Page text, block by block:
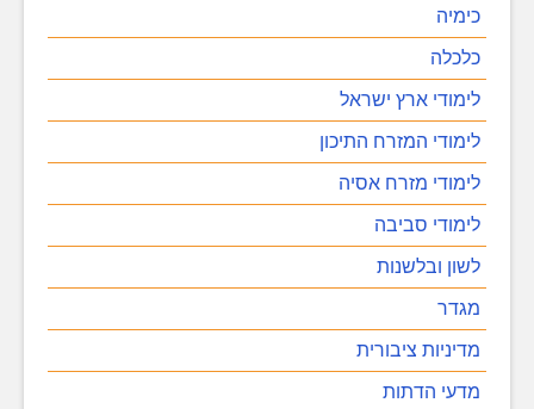
כימיה
כלכלה
לימודי ארץ ישראל
לימודי המזרח התיכון
לימודי מזרח אסיה
לימודי סביבה
לשון ובלשנות
מגדר
מדיניות ציבורית
מדעי הדתות